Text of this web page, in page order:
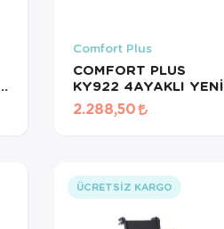
Comfort Plus
COMFORT PLUS
KY922 4AYAKLI YENİ
NESİL LUX KATLANIR
IŞIKLI BASTON
2.288,50
ÜCRETSIZ KARGO